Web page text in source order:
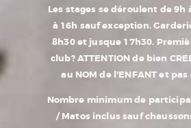
Les stages se déroulent de 9h
à 16h sauf exception.
8h30 et jusque 17h30.
club?ATTENTION de bien
au NOM de l'ENFANT et
Nombre minimum de
/ Matos inclus sauf